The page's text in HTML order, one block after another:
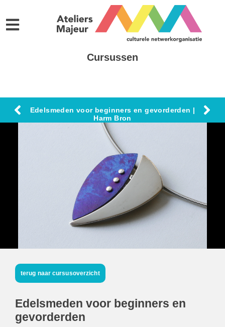
Cursussen
Edelsmeden voor beginners en gevorderden |
Harm Bron
terug naar cursusoverzicht
Edelsmeden voor beginners en
gevorderden